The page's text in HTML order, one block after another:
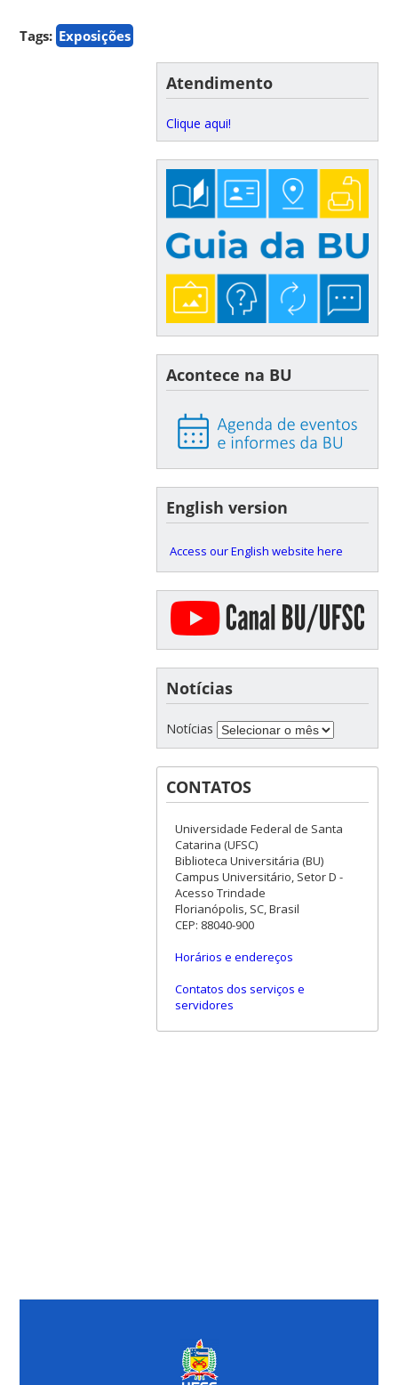
Tags: Exposições
Atendimento
Clique aqui!
Acontece na BU
English version
Access our English website here
Notícias
Notícias
CONTATOS
Universidade Federal de Santa
Catarina (UFSC)
Biblioteca Universitária (BU)
Campus Universitário, Setor D -
Acesso Trindade
Florianópolis, SC, Brasil
CEP: 88040-900
Horários e endereços
Contatos dos serviços e
servidores